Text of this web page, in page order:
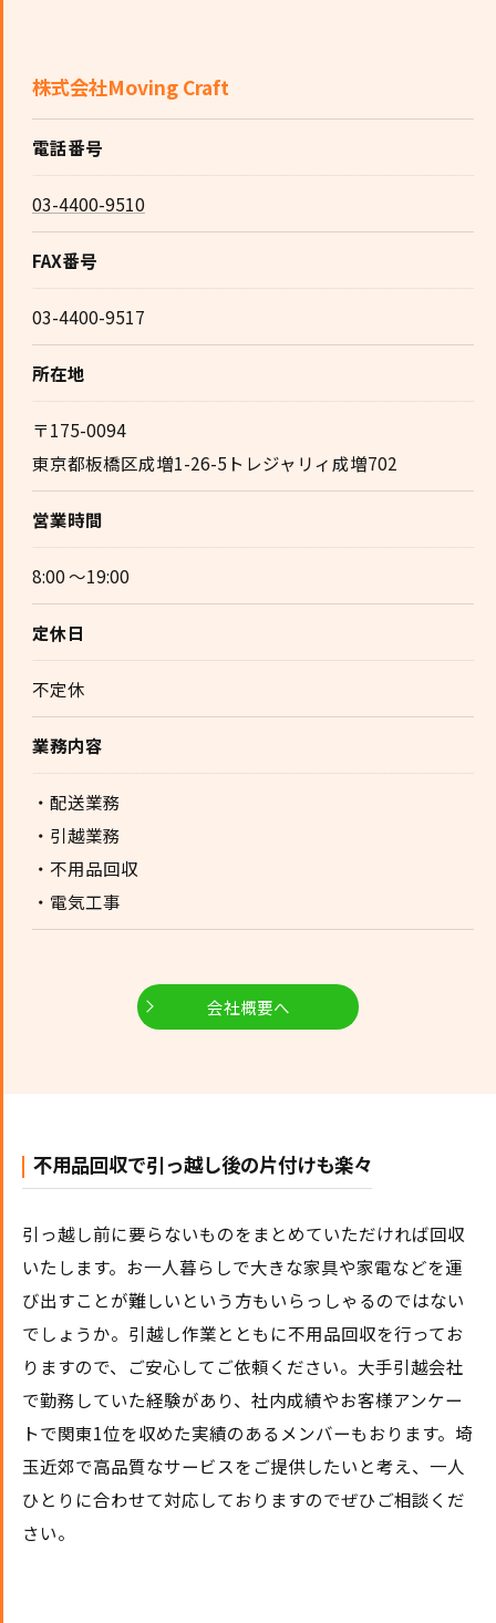
株式会社Moving Craft
電話番号
03-4400-9510
FAX番号
03-4400-9517
所在地
〒175-0094
東京都板橋区成増1-26-5トレジャリィ成増702
営業時間
8:00 ～19:00
定休日
不定休
業務内容
・配送業務
・引越業務
・不用品回収
・電気工事
会社概要へ
不用品回収で引っ越し後の片付けも楽々
引っ越し前に要らないものをまとめていただければ回収
いたします。お一人暮らしで大きな家具や家電などを運
び出すことが難しいという方もいらっしゃるのではない
でしょうか。引越し作業とともに不用品回収を行ってお
りますので、ご安心してご依頼ください。大手引越会社
で勤務していた経験があり、社内成績やお客様アンケー
トで関東1位を収めた実績のあるメンバーもおります。埼
玉近郊で高品質なサービスをご提供したいと考え、一人
ひとりに合わせて対応しておりますのでぜひご相談くだ
さい。